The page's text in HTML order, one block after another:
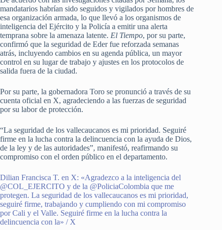
mandatarios habrían sido seguidos y vigilados por hombres de
esa organización armada, lo que llevó a los organismos de
inteligencia del Ejército y la Policía a emitir una alerta
temprana sobre la amenaza latente. El Tiempo, por su parte,
confirmó que la seguridad de Eder fue reforzada semanas
atrás, incluyendo cambios en su agenda pública, un mayor
control en su lugar de trabajo y ajustes en los protocolos de
salida fuera de la ciudad.
Por su parte, la gobernadora Toro se pronunció a través de su
cuenta oficial en X, agradeciendo a las fuerzas de seguridad
por su labor de protección.
“La seguridad de los vallecaucanos es mi prioridad. Seguiré
firme en la lucha contra la delincuencia con la ayuda de Dios,
de la ley y de las autoridades”, manifestó, reafirmando su
compromiso con el orden público en el departamento.
Dilian Francisca T. en X: «Agradezco a la inteligencia del
@COL_EJERCITO y de la @PoliciaColombia que me
protegen. La seguridad de los vallecaucanos es mi prioridad,
seguiré firme, trabajando y cumpliendo con mi compromiso
por Cali y el Valle. Seguiré firme en la lucha contra la
delincuencia con la» / X